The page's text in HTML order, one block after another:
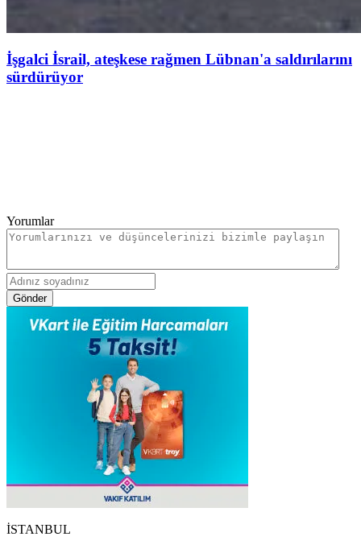
İşgalci İsrail, ateşkese rağmen Lübnan'a saldırılarını
sürdürüyor
Yorumlar
Gönder
İSTANBUL